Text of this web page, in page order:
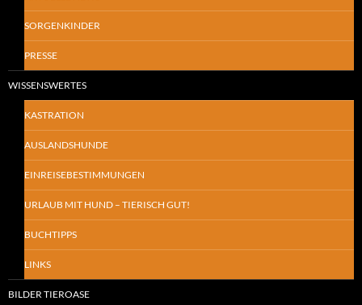
SORGENKINDER
PRESSE
WISSENSWERTES
KASTRATION
AUSLANDSHUNDE
EINREISEBESTIMMUNGEN
URLAUB MIT HUND – TIERISCH GUT!
BUCHTIPPS
LINKS
BILDER TIEROASE